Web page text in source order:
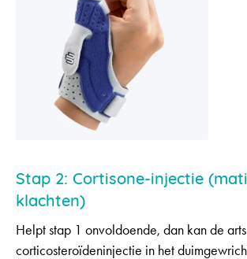
Stap 2: Cortisone-injectie
klachten)
Helpt stap 1 onvoldoende, dan kan de
corticosteroïdeninjectie in het